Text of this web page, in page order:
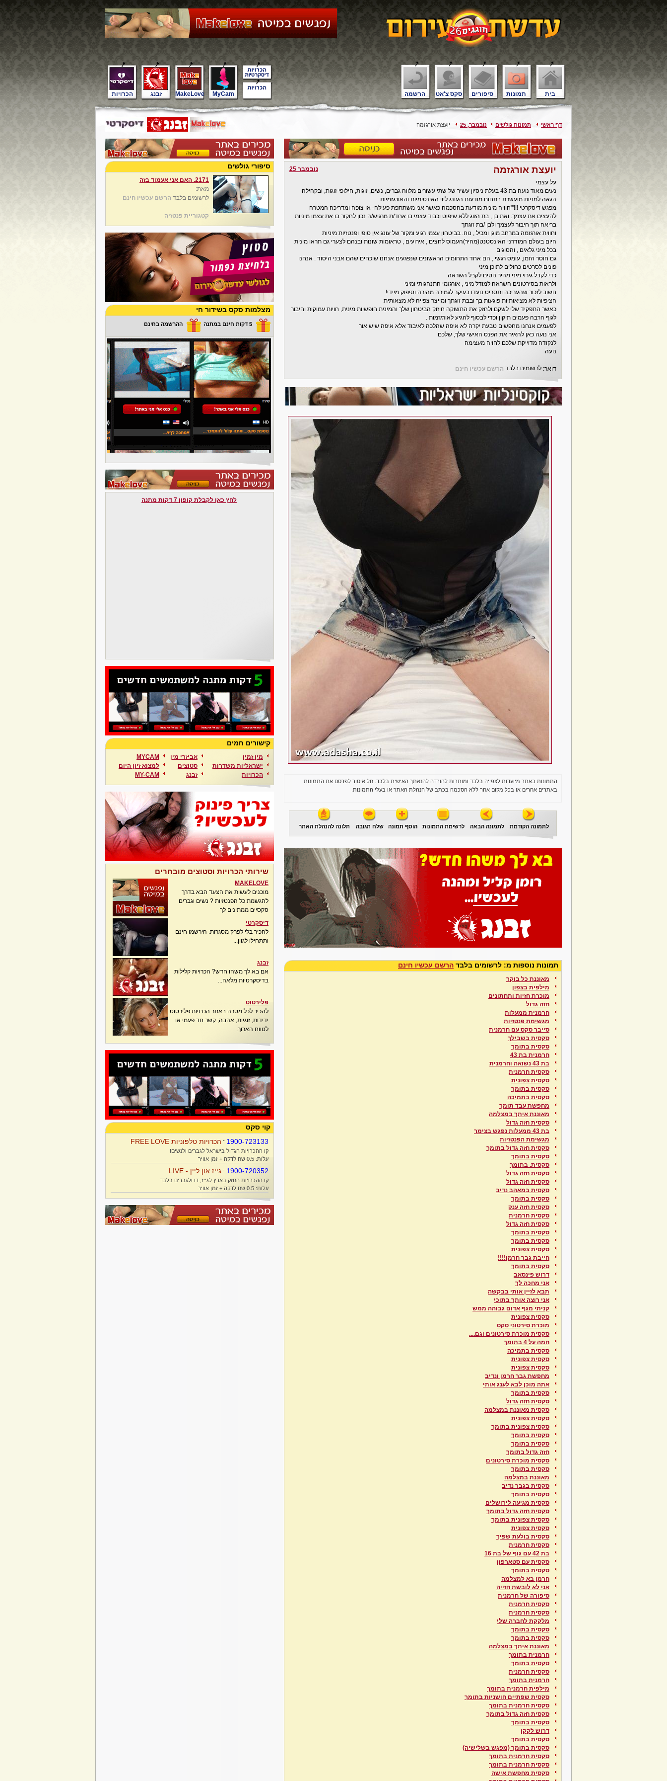
בית תמונות סיפורים סקס צ'אט הרשמה הכרויות זבנג MakeLove MyCam
דף ראשי תמונות גולשים נובמבר, 25 יועצת אורגזמה
יועצת אורגזמה
נובמבר 25
על עצמי
נעים מאוד נועה בת 43 בעלת ניסיון עשיר של שתי עשורים מלווה גברים, נשים, זוגות, חילופי זוגות, ובקהילה
הגאה למניות מועשרת בתחום מודעות העונג ליוי האינטימיות והאורגזמיות
מפגש דיסקרטי !!!'"חוויה מינית מודעת בהסכמה כאשר אני משתתפת פעילה- או צופה ומדריכה המטרה
להעצים את עצמך. ואת בן , בת הזוג ללא שיפוט וכבוד עצמי בו אחד/ת מרגיש/ה נכון לחקור בו את עצמו מיניות
בריאה תוך חיבור לעצמך ולבן /בת זוגתך
וחווית אורגזמה במרחב מוגן ומכיל , נוח. בביטחון עצמי רגוע ומקור של עונג אין סופי ופנטזיות מיניות
היום בעולם המודרני האינסטנט(מהיר)העמוס לחצים , אירועים , טראומות שונות ובנהם לצערי גם תראו מינית
בכל מיני גלאים , והסוגים
גם חוסר הזמן, עומס רגשי , הם אחד התחומים הראשונים שנפגעים אנחנו שוכחים שהם אבני היסוד . אנחנו
פונים לסרטים כחולים לתוכן מיני
כדי לקבל גירוי מיני מהיר נוטים לקבל השראה
ולראות בסירטונים השראה למודל מיני , אורגזמי התנהגותי ומיני
חשוב לזכור שהעריכה ותסריט נועדו בעיקר לגמירה מהירה וסיפוק מיידי!
הציפיות לא מציאותיות פוגעות בך ובבת זוגתך ומייצר צפייה לא מצאותית
כאשר התפקיד שלי לשקם ולחזק את התשוקה חיזוק הביטחון שלך והמינית חופשיות מינית, חויות עמוקות וחיבור
לגוף הרבה פעמים תיקון וכדי לבסוף להגיע לאורגזמות .
לפעמים אנחנו מחפשים טבעת יקרה לא איפה שהלכה לאיבוד אלא איפה שיש אור
אני נועה כאן להאיר את הפנס האישי שלך, שלכם
לנקודה מדוייקת שלכם לחויה מעצימה
נועה
דואר: לרשומים בלבד הרשם עכשיו חינם
התמונות באתר מיועדות לצפייה בלבד ומותרות להורדה להנאתך האישית בלבד. חל איסור לפרסם את התמונות
באתרים אחרים או בכל מקום אחר ללא הסכמה בכתב של הנהלת האתר או בעלי התמונות.
לתמונה הקודמת לתמונה הבאה לרשימת התמונות הוסף תמונה שלח תגובה תלונה להנהלת האתר
תמונות נוספות מ: לרשומים בלבד הרשם עכשיו חינם
מאוננת כל בוקר
מילפית בצפון
מוכרת חזיות ותחתונים
חזה גדול
חרמנית ממעלות
מגשימת פנטזיות
סייבר סקס עם חרמנית
סקסית בשבילך
סקסית בתומך
חרמנית בת 43
בת 43 נשואה וחרמנית
סקסית חרמנית
סקסית צפונית
סקסית בתומך
סקסית בתמיכה
מחפשת עבד תומך
מאוננת איתך במצלמה
סקסית חזה גדול
בת 43 ממעלות נפגש בצימר
מגשימת הפנטזיות
סקסית חזה גדול בתומך
סקסית בתומך
סקסית. בתומך
סקסית חזה גדול
סקסית חזה גדול
סקסית במאהב נדיב
סקסית בתומך
סקסית חזה ענק
סקסית חרמנית
סקסית חזה גדול
סקסית בתומך
סקסית בתומך
סקסית צפונית
חייבת גבר חרמן!!!!
סקסית בתומך
דרוש פינסאב
אני מחכה לך
תבא לזיין אותי בבקשה
אני רוצה אותך בתוכי
קניתי מגף אדום גבוהה ממש
סקסית צפונית
מוכרת סירטוני סקס
סקסית מוכרת סירטונים וגם....
חמה על 4 בתומך
סקסית בתמיכה
סקסית צפונית
סקסית צפונית
מחפשת גבר חרמן ונדיב
אתה מוכן לבא לענג אותי
סקסית בתומך
סקסית חזה גדול
סקסית מאוננת במצלמה
סקסית צפונית
סקסית צפונית בתומך
סקסית בתומך
סקסית בתומך
חזה גדול בתומך
סקסית מוכרת סירטונים
סקסית בתומך
מאוננת במצלמה
סקסית בגבר נדיב
סקסית בתומך
סקסית מגיעה לירושלים
סקסית חזה גדול בתומך
סקסית צפונית בתומך
סקסית צפונית
סקסית בולעת שפיך
סקסית חרמנית
בת 42 עם גוף של בת 16
סקסית עם סטארפון
סקסית בתומך
חרמן בא למצלמה
אני לא לובשת חזייה
סיפורה של חרמנית
סקסית חרמנית
סקסית חרמנית
מלקקת לחברה שלי
סקסית בתומך
סקסית בתומך
מאוננת איתך במצלמה
חרמנית בתומך
סקסית בתומך
סקסית חרמנית
חרמנית בתומך
מילפית חרמנית בתומך
סקסית שפתיים חושניות בתומך
סקסית חרמנית בתומך
סקסית חזה גדול בתומך
סקסית בתומך
דרוש לקקן
סקסית בתומך
סקסית בתומך (מפגש בשלישיה)
סקסית חרמנית בתומך
סקסית חרמנית בתומך
סקסית מחפשת אישה
סיפורי גולשים
2171. האם אני אעמוד בזה
מאת:
לרשומים בלבד הרשם עכשיו חינם
קטגוריית פנטזיה
מצלמות סקס בשידור חי
5 דקות חינם במתנה ההרשמה בחינם
לחץ כאן לקבלת קופון 7 דקות מתנה
קישורים חמים
מין זמין
ישראליות משדרות
הכרויות
אביזרי מין
סטוצים
זבנג
MYCAM
למצוא זיון היום
MY-CAM
שירותי הכרויות וסטוצים מובחרים
MAKELOVE
מוכנים לעשות את הצעד הבא בדרך
להגשמת כל הפנטזיות ? נשים וגברים
סקסיים ממתינים לך
דיסקרטי
להכיר בלי לפרק מסגרות. הירשמו חינם
ותתחילו לגוון...
זבנג
אם בא לך משהו חדש? הכרויות קלילות
בדיסקרטיות מלאה...
פלירטוט
להכיר לכל מטרה באתר הכרויות פלירטוט.
ידידות, זוגיות, אהבה, קשר חד פעמי או
לטווח הארוך.
קוי סקס
1900-723133
- הכרויות טלפוניות FREE LOVE
קו ההכרויות הגדול בישראל לגברים ולנשים!
עלות: 0.5 שח לדקה + זמן אוויר
1900-720352
- גייז און ליין - LIVE
קו ההכרויות החזק בארץ לגייז, דו ולגברים בלבד
עלות: 0.5 שח לדקה + זמן אוויר